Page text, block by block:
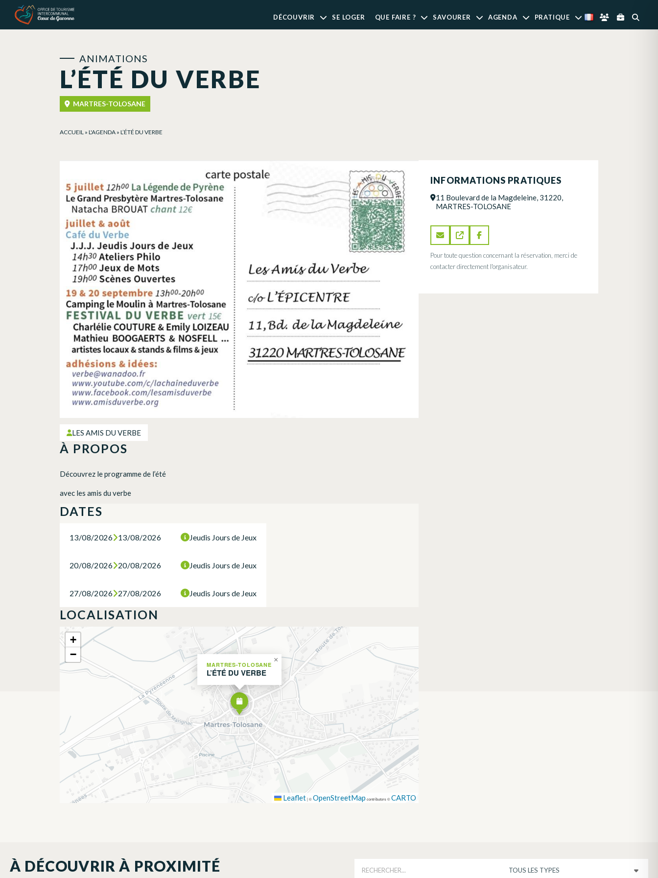
DÉCOUVRIR SE LOGER QUE FAIRE ? SAVOURER AGENDA PRATIQUE
L’ÉTÉ DU VERBE
ANIMATIONS
MARTRES-TOLOSANE
ACCUEIL » L'AGENDA » L’ÉTÉ DU VERBE
LES AMIS DU VERBE
À PROPOS
Découvrez le programme de l’été
avec les amis du verbe
DATES
13/08/2026 13/08/2026 Jeudis Jours de Jeux
20/08/2026 20/08/2026 Jeudis Jours de Jeux
27/08/2026 27/08/2026 Jeudis Jours de Jeux
LOCALISATION
MARTRES-TOLOSANE
L’ÉTÉ DU VERBE
×
+
−
Leaflet |©OpenStreetMap contributors ©CARTO
INFORMATIONS PRATIQUES
11 Boulevard de la Magdeleine, 31220,
MARTRES-TOLOSANE
Pour toute question concernant la réservation, merci de
contacter directement l'organisateur.
À DÉCOUVRIR À PROXIMITÉ
Panneau de gestion des cookies